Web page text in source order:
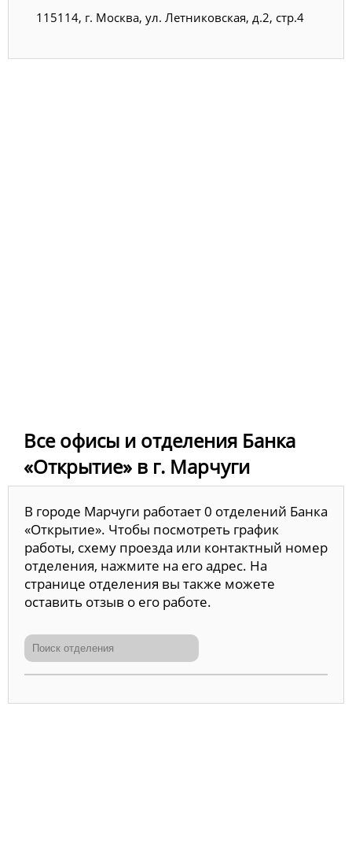
115114, г. Москва, ул. Летниковская, д.2, стр.4
Все офисы и отделения Банка
«Открытие» в г. Марчуги
В городе Марчуги работает 0 отделений Банка
«Открытие». Чтобы посмотреть график
работы, схему проезда или контактный номер
отделения, нажмите на его адрес. На
странице отделения вы также можете
оставить отзыв о его работе.